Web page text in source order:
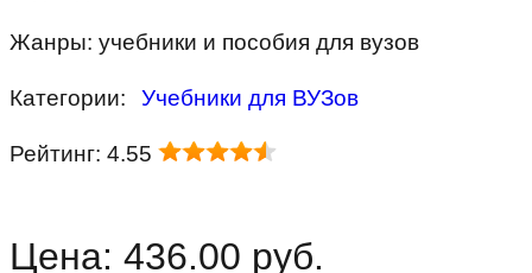
Жанры: учебники и пособия для вузов
Категории: Учебники для ВУЗов
Рейтинг: 4.55
Цена: 436.00 руб.